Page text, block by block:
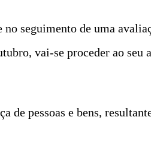
seguimento de uma
vai-se proceder ao seu
pessoas e bens,